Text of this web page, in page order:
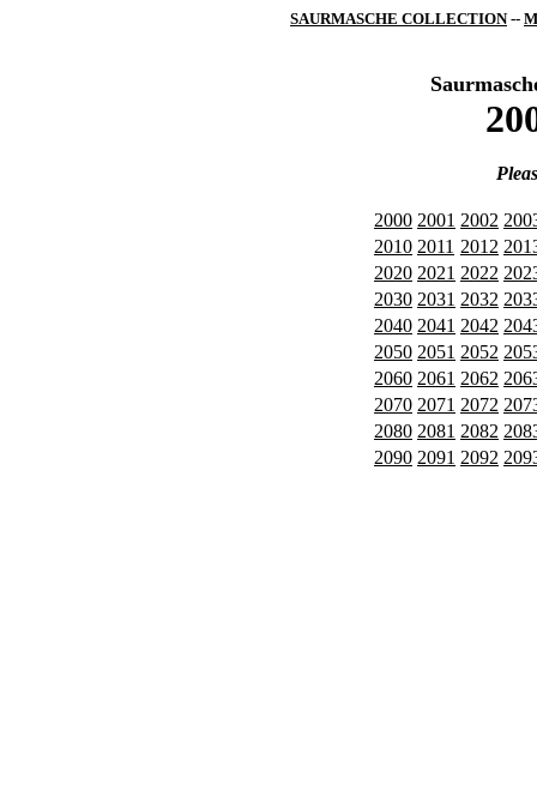
SAURMASCHE COLLECTION--
2000 2001 2002
2010 2011 2012
2020 2021 2022
2030 2031 2032
2040 2041 2042
2050 2051 2052
2060 2061 2062
2070 2071 2072
2080 2081 2082
2090 2091 2092